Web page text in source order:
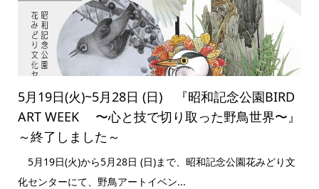
5月19日(火)~5月28日 (日) 『昭和記念公園BIRD
ART WEEK 〜心と技で切り取った野鳥世界〜』
～終了しました～
5月19日(火)から5月28日 (日)まで、昭和記念公園花みどり文
化センターにて、野鳥アートイベン...